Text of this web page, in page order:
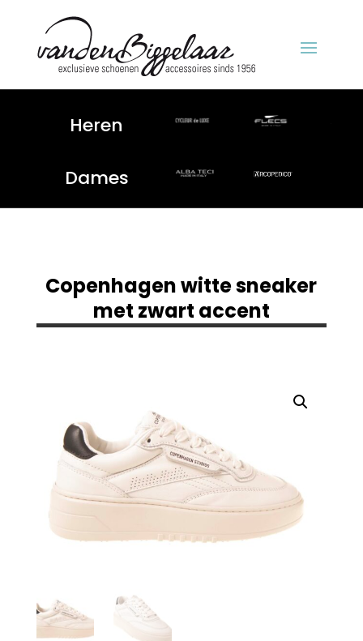
Heren
Dames
Copenhagen witte sneaker
met zwart accent